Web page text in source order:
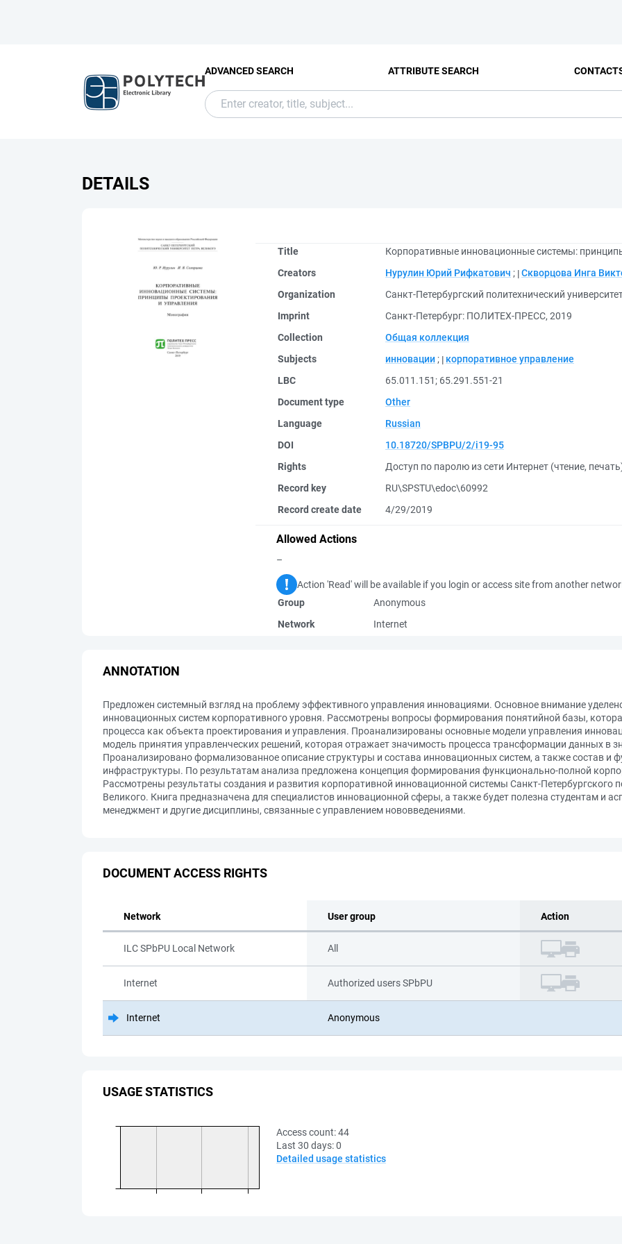
ADVANCED SEARCH ATTRIBUTE SEARCH
DETAILS
Title
Корпоративные инновационные системы:
Creators
Нурулин Юрий Рифкатович ; Скворцова Инга
Organization
Санкт-Петербургский политехнический
Imprint
Санкт-Петербург: ПОЛИТЕХ-ПРЕСС, 2019
Collection
Общая коллекция
Subjects
инновации ;
корпоративное управление
LBC
65.011.151 ; 65.291.551-21
Document type
Other
Language
Russian
DOI
10.18720/SPBPU/2/i19-95
Rights
Доступ по паролю из сети Интернет (чтение,
Record key
RU\SPSTU\edoc\60992
Record create date
4/29/2019
Allowed Actions
–
Action 'Read' will be available if you login or access site from another
Group
Anonymous
Network
Internet
ANNOTATION
Предложен системный взгляд на проблему эффективного управления инновациями. Основное внимание
инновационных систем корпоративного уровня. Рассмотрены вопросы формирования понятийной базы,
процесса как объекта проектирования и управления. Проанализированы основные модели управления
модель принятия управленческих решений, которая отражает значимость процесса трансформации данных в
Проанализировано формализованное описание структуры и состава инновационных систем, а также состав и
инфраструктуры. По результатам анализа предложена концепция формирования функционально-полной
Рассмотрены результаты создания и развития корпоративной инновационной системы Санкт-Петербургского
Великого. Книга предназначена для специалистов инновационной сферы, а также будет полезна студентам и
менеджмент и другие дисциплины, связанные с управлением нововведениями.
DOCUMENT ACCESS RIGHTS
Network User group Action
ILC SPbPU Local Network All
Internet Authorized users SPbPU
Internet Anonymous
USAGE STATISTICS
Access count:44
Last 30 days:0
Detailed usage statistics